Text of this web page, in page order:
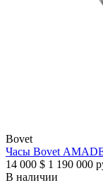
Bovet
Часы Bovet
14 000 $ 1 190 000
В наличии